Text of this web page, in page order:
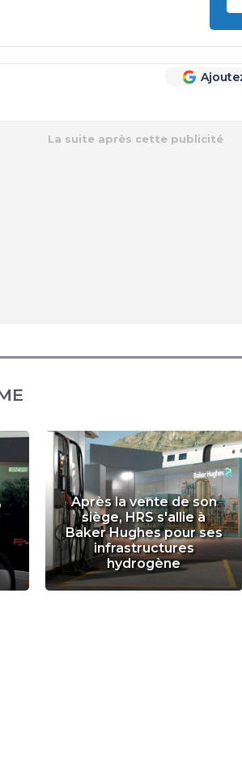
Après la vente de son
siège, HRS s'allie à
Baker Hughes pour ses
infrastructures
hydrogène